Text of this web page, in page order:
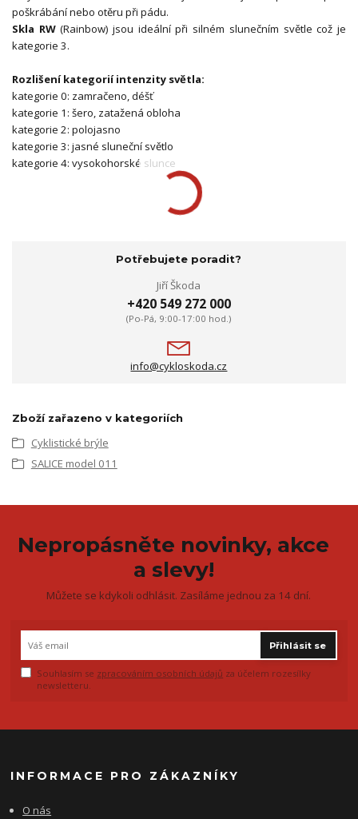
poškrábání nebo otěru při pádu.
Skla RW(Rainbow) jsou ideální při silném slunečním světle což je
kategorie 3.
Rozlišení kategorií intenzity světla:
kategorie 0: zamračeno, déšť
kategorie 1: šero, zatažená obloha
kategorie 2: polojasno
kategorie 3: jasné sluneční světlo
kategorie 4: vysokohorské slunce
Potřebujete poradit?
Jiří Škoda
+420 549 272 000
(Po-Pá, 9:00-17:00 hod.)
info@cykloskoda.cz
Zboží zařazeno v kategoriích
Cyklistické brýle
SALICE model 011
Nepropásněte novinky, akce
a slevy!
Můžete se kdykoli odhlásit. Zasíláme jednou za 14 dní.
Přihlásit se
Souhlasím se zpracováním osobních údajů za účelem rozesílky
newsletteru.
INFORMACE PRO ZÁKAZNÍKY
O nás